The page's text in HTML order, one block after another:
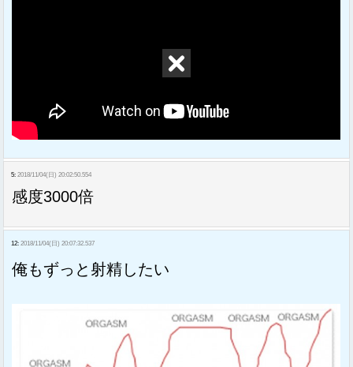
5: 2018/11/04(日) 20:02:50.554
感度3000倍
12: 2018/11/04(日) 20:07:32.537
俺もずっと射精したい